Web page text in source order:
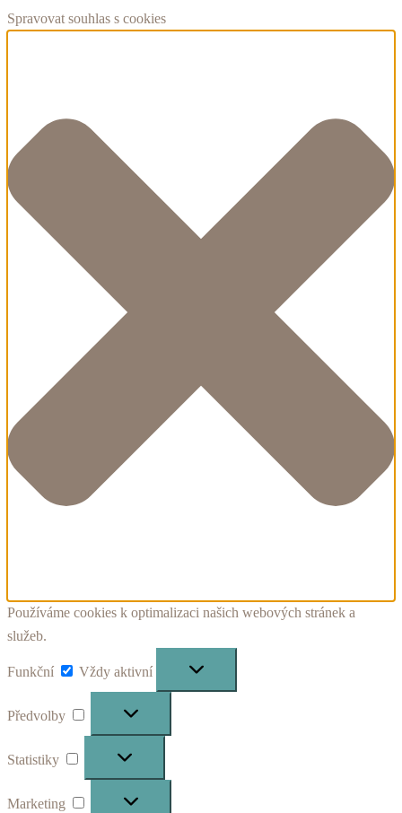
Spravovat souhlas s cookies
Používáme cookies k optimalizaci našich webových stránek a
služeb.
Funkční
Vždy aktivní
Předvolby
Statistiky
Marketing